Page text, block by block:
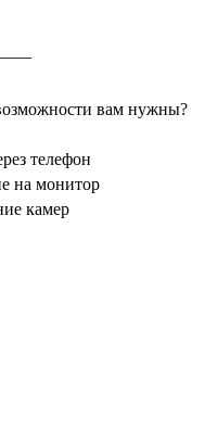
вам нужны?
телефон
на монитор
камер